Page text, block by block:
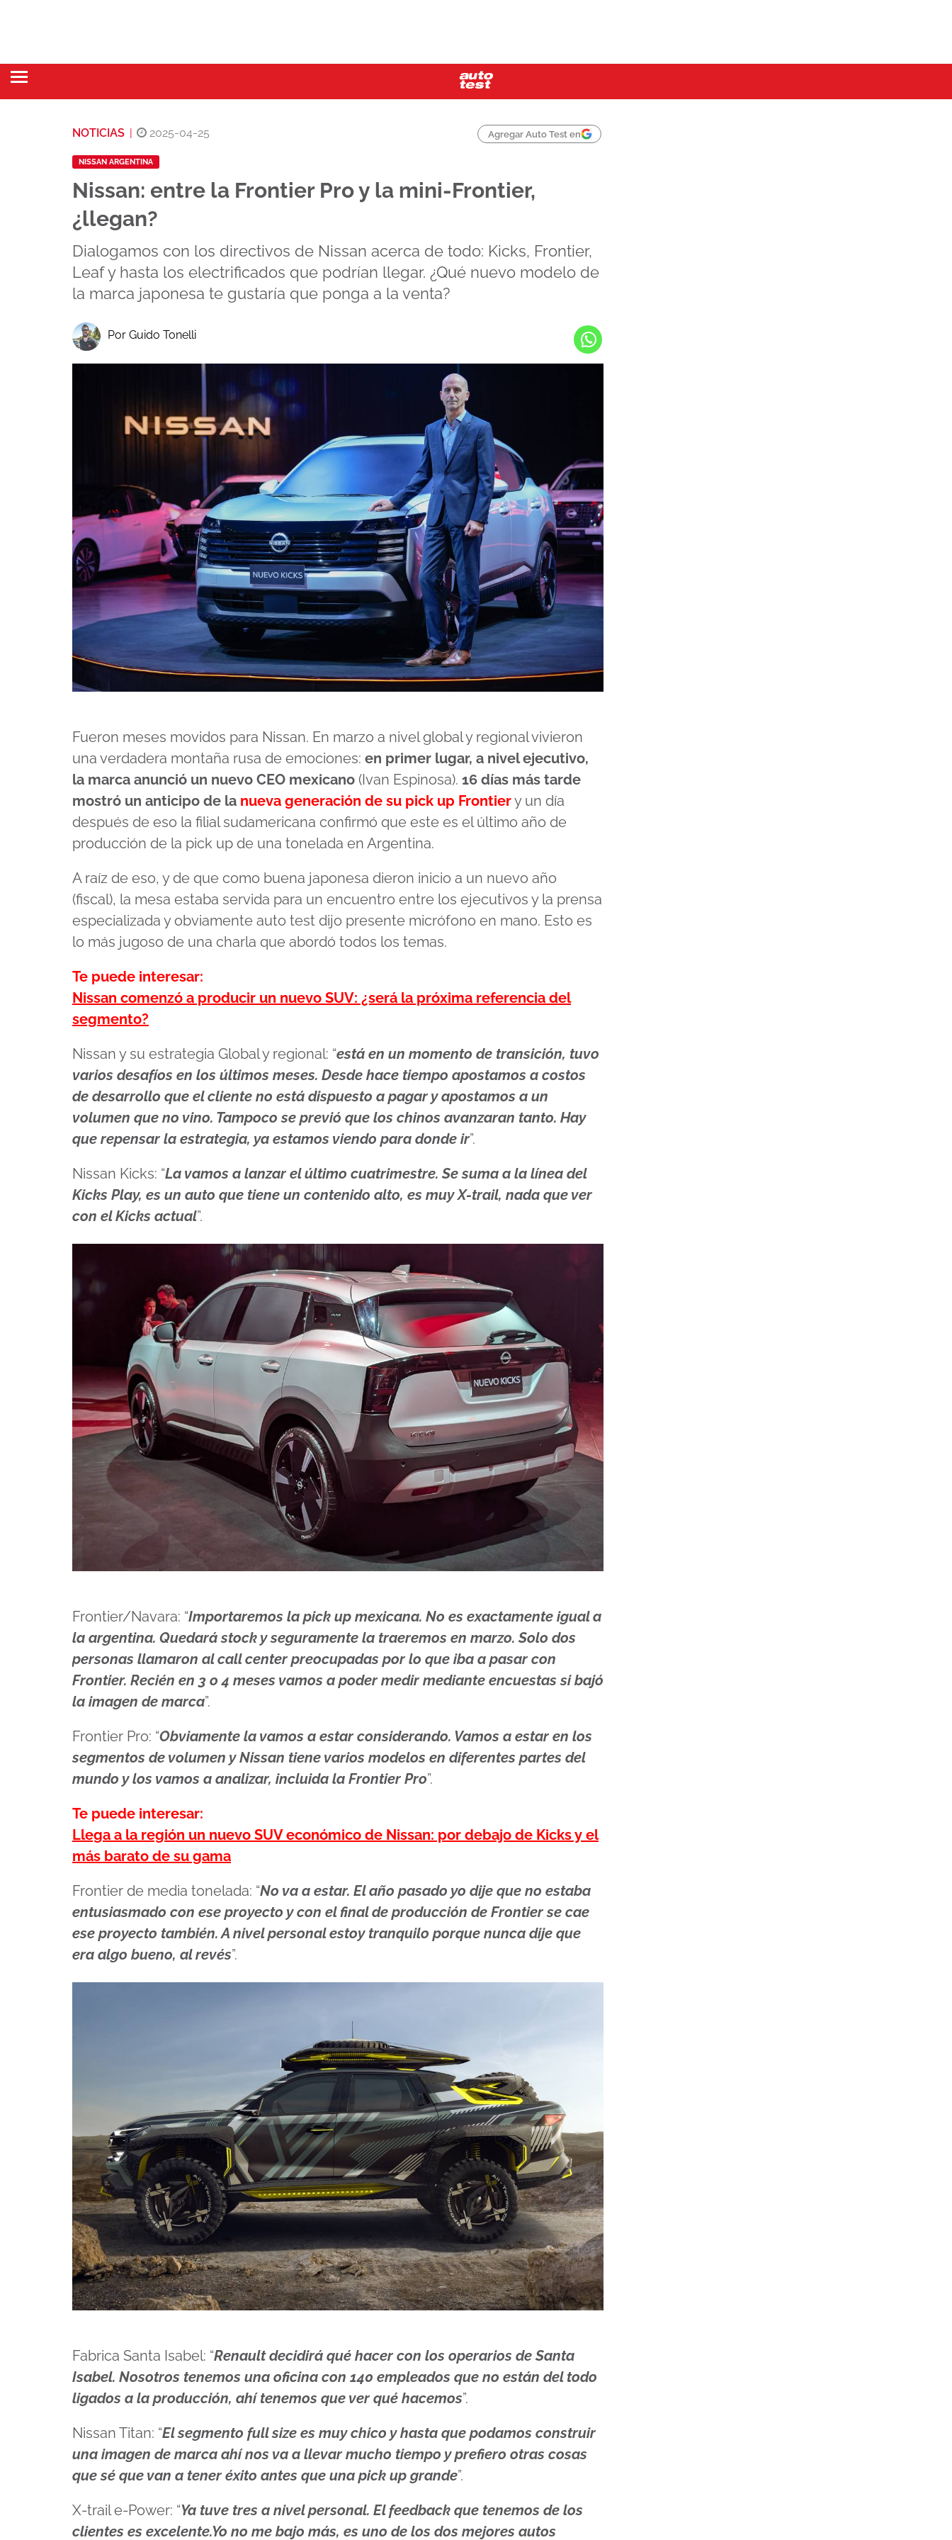
NOTICIAS 2025-04-25 Agregar Auto Test en
NISSAN ARGENTINA
Nissan: entre la Frontier Pro y la mini-Frontier,
¿llegan?
Dialogamos con los directivos de Nissan acerca de todo: Kicks, Frontier,
Leaf y hasta los electrificados que podrían llegar. ¿Qué nuevo modelo de
la marca japonesa te gustaría que ponga a la venta?
Por Guido Tonelli
Fueron meses movidos para Nissan. En marzo a nivel global y regional vivieron
una verdadera montaña rusa de emociones: en primer lugar, a nivel ejecutivo,
la marca anunció un nuevo CEO mexicano (Ivan Espinosa). 16 días más tarde
mostró un anticipo de la nueva generación de su pick up Frontiery un día
después de eso la filial sudamericana confirmó que este es el último año de
producción de la pick up de una tonelada en Argentina.
A raíz de eso, y de que como buena japonesa dieron inicio a un nuevo año
(fiscal), la mesa estaba servida para un encuentro entre los ejecutivos y la prensa
especializada y obviamente auto test dijo presente micrófono en mano. Esto es
lo más jugoso de una charla que abordó todos los temas.
Te puede interesar:
Nissan comenzó a producir un nuevo SUV: ¿será la próxima referencia del
segmento?
Nissan y su estrategia Global y regional: “está en un momento de transición, tuvo
varios desafíos en los últimos meses. Desde hace tiempo apostamos a costos
de desarrollo que el cliente no está dispuesto a pagar y apostamos a un
volumen que no vino. Tampoco se previó que los chinos avanzaran tanto. Hay
que repensar la estrategia, ya estamos viendo para donde ir”.
Nissan Kicks: “La vamos a lanzar el último cuatrimestre. Se suma a la línea del
Kicks Play, es un auto que tiene un contenido alto, es muy X-trail, nada que ver
con el Kicks actual”.
Frontier/Navara: “Importaremos la pick up mexicana. No es exactamente igual a
la argentina. Quedará stock y seguramente la traeremos en marzo. Solo dos
personas llamaron al call center preocupadas por lo que iba a pasar con
Frontier. Recién en 3 o 4 meses vamos a poder medir mediante encuestas si bajó
la imagen de marca”.
Frontier Pro: “Obviamente la vamos a estar considerando. Vamos a estar en los
segmentos de volumen y Nissan tiene varios modelos en diferentes partes del
mundo y los vamos a analizar, incluida la Frontier Pro”.
Te puede interesar:
Llega a la región un nuevo SUV económico de Nissan: por debajo de Kicks y el
más barato de su gama
Frontier de media tonelada: “No va a estar. El año pasado yo dije que no estaba
entusiasmado con ese proyecto y con el final de producción de Frontier se cae
ese proyecto también. A nivel personal estoy tranquilo porque nunca dije que
era algo bueno, al revés”.
Fabrica Santa Isabel: “Renault decidirá qué hacer con los operarios de Santa
Isabel. Nosotros tenemos una oficina con 140 empleados que no están del todo
ligados a la producción, ahí tenemos que ver qué hacemos”.
Nissan Titan: “El segmento full size es muy chico y hasta que podamos construir
una imagen de marca ahí nos va a llevar mucho tiempo y prefiero otras cosas
que sé que van a tener éxito antes que una pick up grande”.
X-trail e-Power: “Ya tuve tres a nivel personal. El feedback que tenemos de los
clientes es excelente.Yo no me bajo más, es uno de los dos mejores autos